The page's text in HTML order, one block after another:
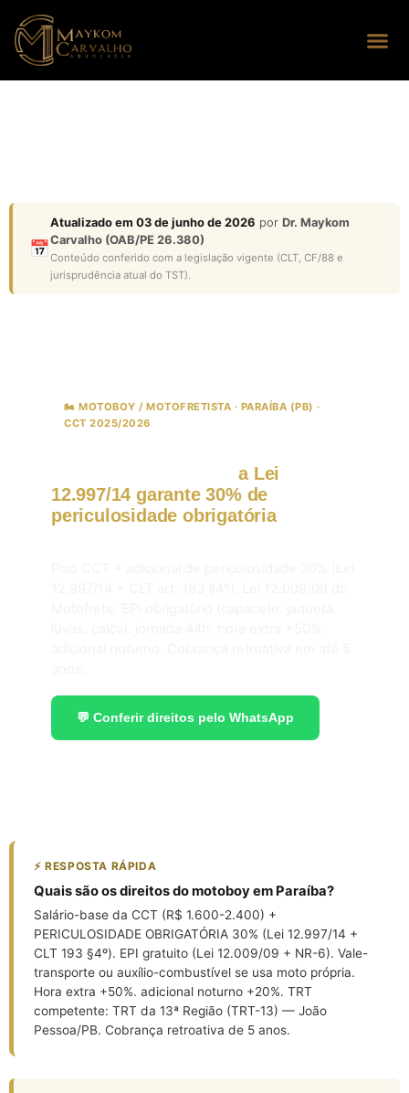
📅
Atualizado em 03 de junho de 2026 por Dr. Maykom
Carvalho (OAB/PE 26.380)
Conteúdo conferido com a legislação vigente (CLT, CF/88 e
jurisprudência atual do TST).
🏍️ MOTOBOY / MOTOFRETISTA · PARAÍBA (PB) ·
CCT 2025/2026
Motoboy em Paraíba:a Lei
12.997/14 garante 30% de
periculosidade obrigatóriaem
💬 Conferir direitos pelo WhatsApp
⚡ RESPOSTA RÁPIDA
Quais são os direitos do motoboy em Paraíba?
Salário-base da CCT (R$ 1.600-2.400) +
PERICULOSIDADE OBRIGATÓRIA 30% (Lei 12.997/14 +
CLT 193 §4º). EPI gratuito (Lei 12.009/09 + NR-6). Vale-
transporte ou auxílio-combustível se usa moto própria.
Hora extra +50%. adicional noturno +20%. TRT
competente: TRT da 13ª Região (TRT-13) — João
Pessoa/PB. Cobrança retroativa de 5 anos.